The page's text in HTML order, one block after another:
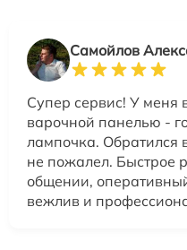
Самойлов
Супер сервис! У меня
варочной панелью -
лампочка. Обратился
не пожалел. Быстрое
общении,
вежлив и